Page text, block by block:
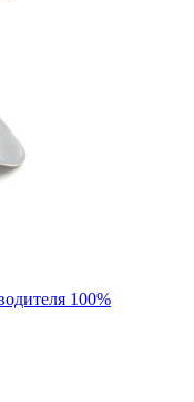
100%